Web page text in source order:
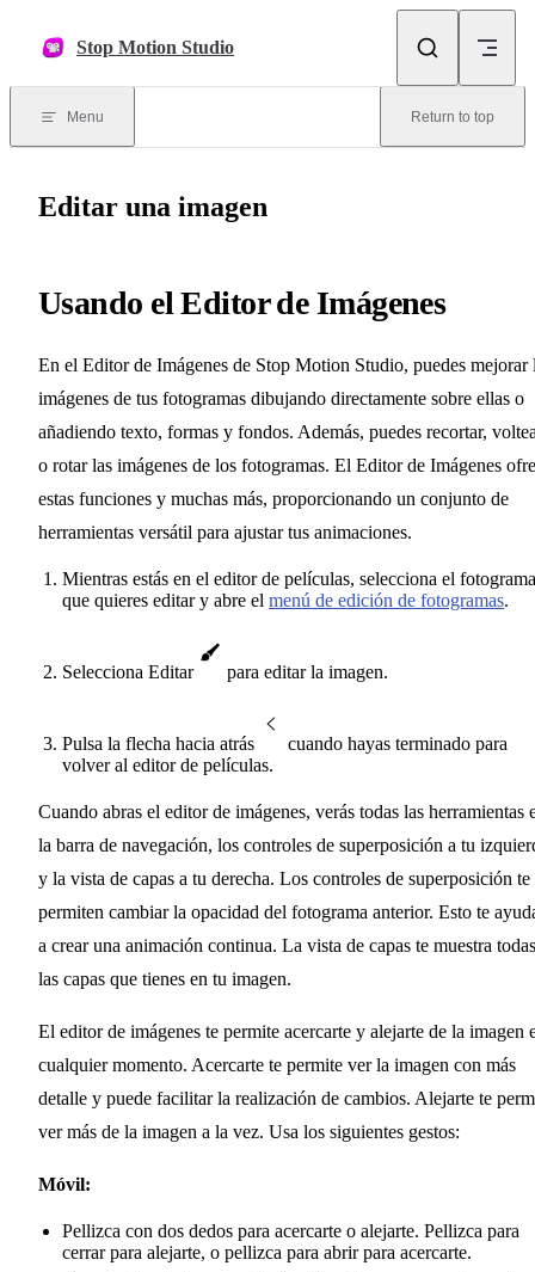
Stop Motion Studio
Menu Return to top
Editar una imagen
Usando el Editor de Imágenes
En el Editor de Imágenes de Stop Motion Studio, puedes mejorar
imágenes de tus fotogramas dibujando directamente sobre ellas o
añadiendo texto, formas y fondos. Además, puedes recortar,
o rotar las imágenes de los fotogramas. El Editor de Imágenes
estas funciones y muchas más, proporcionando un conjunto de
herramientas versátil para ajustar tus animaciones.
Mientras estás en el editor de películas, selecciona el fotograma
que quieres editar y abre el menú de edición de fotogramas.
Selecciona Editar para editar la imagen.
Pulsa la flecha hacia atrás
cuando hayas terminado para
volver al editor de películas.
Cuando abras el editor de imágenes, verás todas las herramientas
la barra de navegación, los controles de superposición a tu
y la vista de capas a tu derecha. Los controles de superposición te
permiten cambiar la opacidad del fotograma anterior. Esto te
a crear una animación continua. La vista de capas te muestra todas
las capas que tienes en tu imagen.
El editor de imágenes te permite acercarte y alejarte de la imagen
cualquier momento. Acercarte te permite ver la imagen con más
detalle y puede facilitar la realización de cambios. Alejarte te
ver más de la imagen a la vez. Usa los siguientes gestos:
Móvil:
Pellizca con dos dedos para acercarte o alejarte. Pellizca para
cerrar para alejarte, o pellizca para abrir para acercarte.